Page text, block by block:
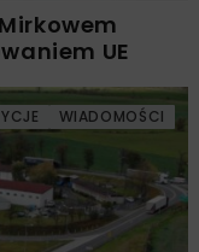
UE
WIADOMOŚCI